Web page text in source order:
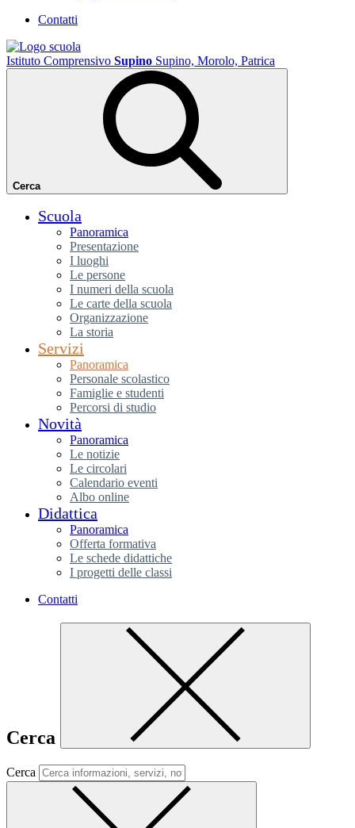
Contatti
Istituto Comprensivo Supino Supino, Morolo, Patrica
Cerca
Scuola
Panoramica
Presentazione
I luoghi
Le persone
I numeri della scuola
Le carte della scuola
Organizzazione
La storia
Servizi
Panoramica
Personale scolastico
Famiglie e studenti
Percorsi di studio
Novità
Panoramica
Le notizie
Le circolari
Calendario eventi
Albo online
Didattica
Panoramica
Offerta formativa
Le schede didattiche
I progetti delle classi
Contatti
Cerca
Cerca